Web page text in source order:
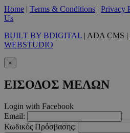
Home | Terms & Conditions | Privacy
Us
BUILT BY BDIGITAL | ADA CMS |
WEBSTUDIO
×
ΕΙΣΟΔΟΣ ΜΕΛΩΝ
Login with Facebook
Email:
Κωδικός Πρόσβασης: